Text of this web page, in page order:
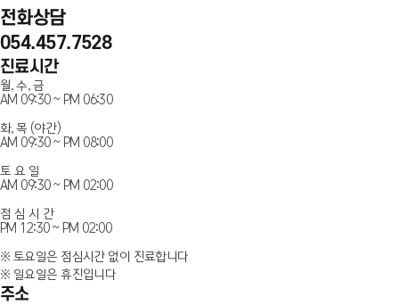
전화상담
054.457.7528
진료시간
월, 수, 금
AM 09:30 ~ PM 06:30
화, 목 (야간)
AM 09:30 ~ PM 08:00
토 요 일
AM 09:30 ~ PM 02:00
점 심 시 간
PM 12:30 ~ PM 02:00
※ 토요일은 점심시간 없이 진료합니다
※ 일요일은 휴진입니다
주소